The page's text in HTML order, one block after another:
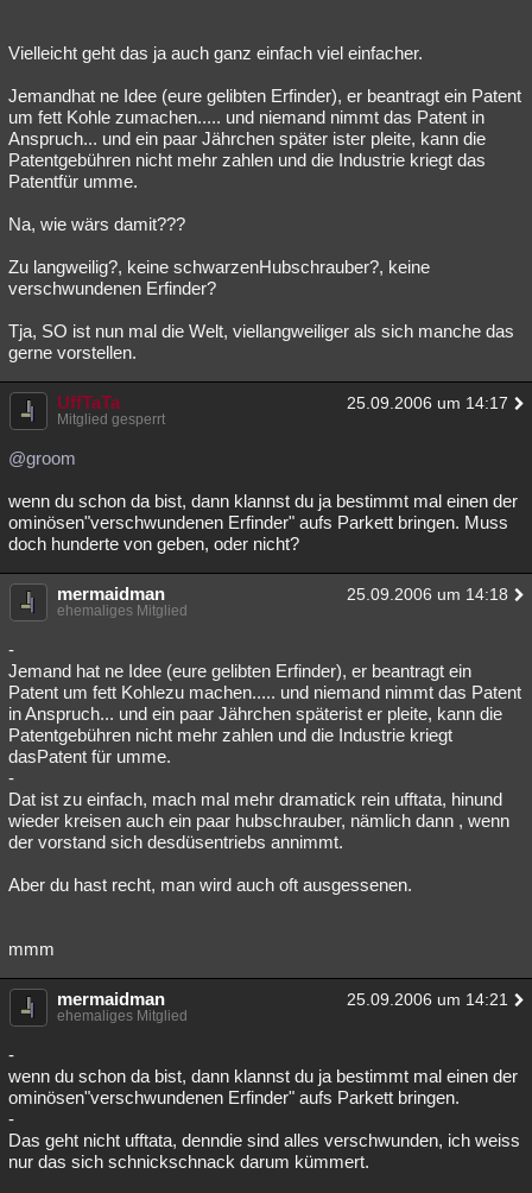
Vielleicht geht das ja auch ganz einfach viel einfacher.
Jemandhat ne Idee (eure gelibten Erfinder), er beantragt ein Patent
um fett Kohle zumachen..... und niemand nimmt das Patent in
Anspruch... und ein paar Jährchen später ister pleite, kann die
Patentgebühren nicht mehr zahlen und die Industrie kriegt das
Patentfür umme.
Na, wie wärs damit???
Zu langweilig?, keine schwarzenHubschrauber?, keine
verschwundenen Erfinder?
Tja, SO ist nun mal die Welt, viellangweiliger als sich manche das
gerne vorstellen.
UffTaTa 25.09.2006 um 14:17
Mitglied gesperrt
@groom
wenn du schon da bist, dann klannst du ja bestimmt mal einen der
ominösen"verschwundenen Erfinder" aufs Parkett bringen. Muss
doch hunderte von geben, oder nicht?
mermaidman 25.09.2006 um 14:18
ehemaliges Mitglied
-
Jemand hat ne Idee (eure gelibten Erfinder), er beantragt ein
Patent um fett Kohlezu machen..... und niemand nimmt das Patent
in Anspruch... und ein paar Jährchen späterist er pleite, kann die
Patentgebühren nicht mehr zahlen und die Industrie kriegt
dasPatent für umme.
-
Dat ist zu einfach, mach mal mehr dramatick rein ufftata, hinund
wieder kreisen auch ein paar hubschrauber, nämlich dann , wenn
der vorstand sich desdüsentriebs annimmt.
Aber du hast recht, man wird auch oft ausgessenen.
mmm
mermaidman 25.09.2006 um 14:21
ehemaliges Mitglied
-
wenn du schon da bist, dann klannst du ja bestimmt mal einen der
ominösen"verschwundenen Erfinder" aufs Parkett bringen.
-
Das geht nicht ufftata, denndie sind alles verschwunden, ich weiss
nur das sich schnickschnack darum kümmert.